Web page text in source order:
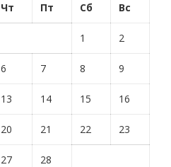
Чт Пт Сб Вс
1 2
6 7 8 9
13 14 15 16
20 21 22 23
27 28